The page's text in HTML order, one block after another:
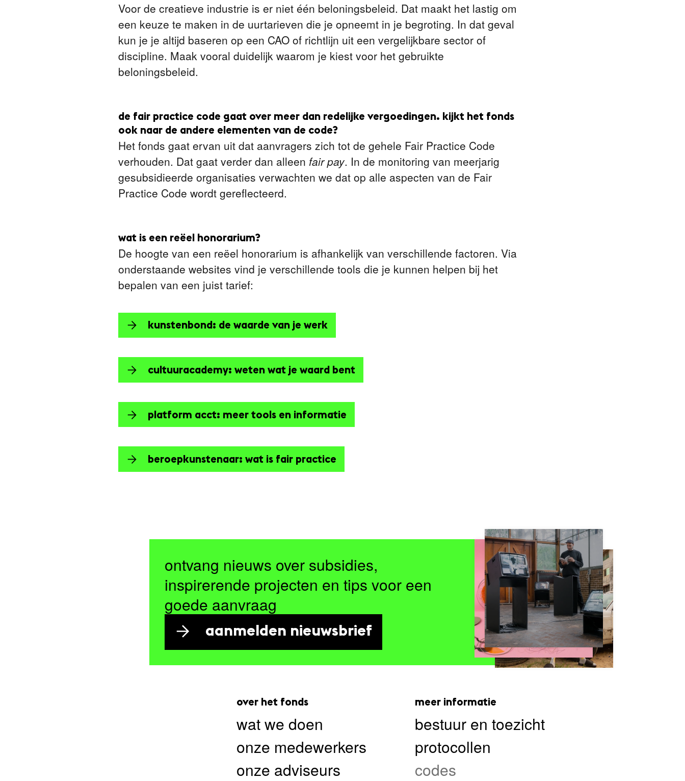
Voor de creatieve industrie is er niet één beloningsbeleid. Dat maakt het lastig om
een keuze te maken in de uurtarieven die je opneemt in je begroting. In dat geval
kun je je altijd baseren op een CAO of richtlijn uit een vergelijkbare sector of
discipline. Maak vooral duidelijk waarom je kiest voor het gebruikte
beloningsbeleid.
de fair practice code gaat over meer dan redelijke vergoedingen. kijkt het fonds
ook naar de andere elementen van de code?
Het fonds gaat ervan uit dat aanvragers zich tot de gehele Fair Practice Code
verhouden. Dat gaat verder dan alleen fair pay. In de monitoring van meerjarig
gesubsidieerde organisaties verwachten we dat op alle aspecten van de Fair
Practice Code wordt gereflecteerd.
wat is een reëel honorarium?
De hoogte van een reëel honorarium is afhankelijk van verschillende factoren. Via
onderstaande websites vind je verschillende tools die je kunnen helpen bij het
bepalen van een juist tarief:
kunstenbond: de waarde van je werk
cultuuracademy: weten wat je waard bent
platform acct: meer tools en informatie
beroepkunstenaar: wat is fair practice
ontvang nieuws over subsidies,
inspirerende projecten en tips voor een
goede aanvraag
aanmelden nieuwsbrief
over het fonds
wat we doen
onze medewerkers
onze adviseurs
meer informatie
bestuur en toezicht
protocollen
codes